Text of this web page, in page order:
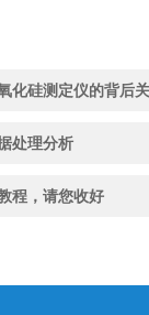
处理分析
程，请您收好